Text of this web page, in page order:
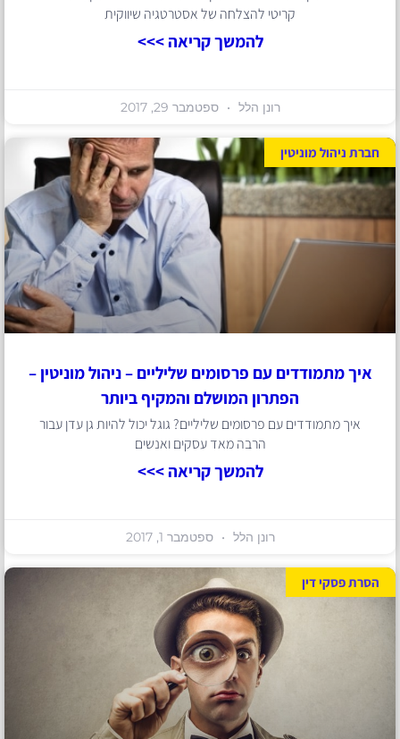
קריטי להצלחה של אסטרטגיה שיווקית
להמשך קריאה >>>
רונן הלל ספטמבר 29, 2017
חברת ניהול מוניטין
איך מתמודדים עם פרסומים שליליים – ניהול מוניטין –
הפתרון המושלם והמקיף ביותר
איך מתמודדים עם פרסומים שליליים? גוגל יכול להיות גן עדן עבור
הרבה מאד עסקים ואנשים
להמשך קריאה >>>
רונן הלל ספטמבר 1, 2017
הסרת פסקי דין